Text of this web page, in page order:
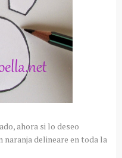
ahora si lo deseo
delineare en toda la